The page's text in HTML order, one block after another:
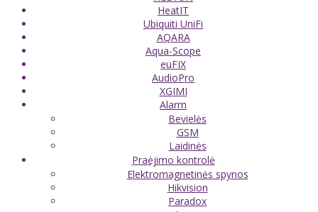
HeatIT
Ubiquiti UniFi
AQARA
Aqua-Scope
euFIX
AudioPro
XGIMI
Alarm
Bevielės
GSM
Laidinės
Praėjimo kontrolė
Elektromagnetinės spynos
Hikvision
Paradox